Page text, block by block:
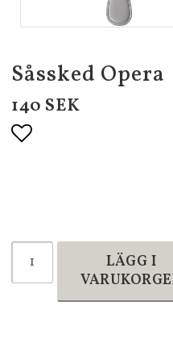
Såssked Opera
140 SEK
LÄGG I